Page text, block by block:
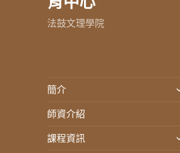
法鼓文理學院
簡介
展
單
師資介紹
課程資訊
展